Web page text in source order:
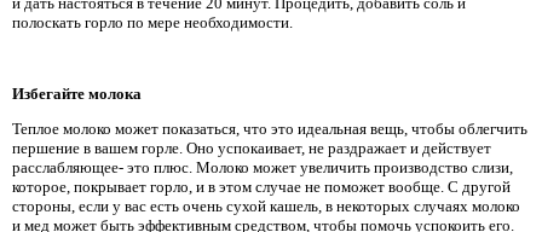
полоскать горло по мере необходимости.
Избегайте молока
Теплое молоко может показаться, что это идеальная вещь, чтобы облегчить
першение в вашем горле. Оно успокаивает, не раздражает и действует
расслабляющее- это плюс. Молоко может увеличить производство слизи,
которое, покрывает горло, и в этом случае не поможет вообще. С другой
стороны, если у вас есть очень сухой кашель, в некоторых случаях молоко
и мед может быть эффективным средством, чтобы помочь успокоить его.